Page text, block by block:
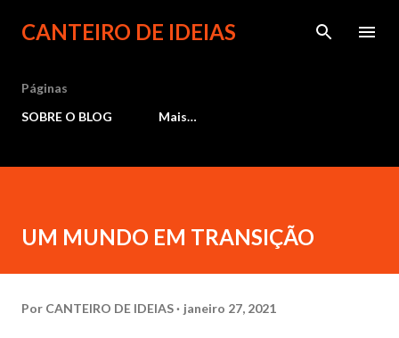
Pular para o conteúdo principal
CANTEIRO DE IDEIAS
Páginas
SOBRE O BLOG
Mais…
UM MUNDO EM TRANSIÇÃO
Por CANTEIRO DE IDEIAS janeiro 27, 2021